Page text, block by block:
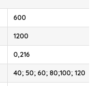
600
1200
0,216
40; 50; 60; 80;100; 120